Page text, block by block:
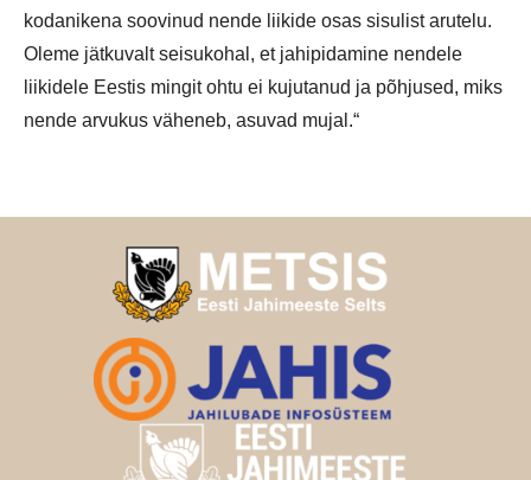
kodanikena soovinud nende liikide osas sisulist arutelu.
Oleme jätkuvalt seisukohal, et jahipidamine nendele
liikidele Eestis mingit ohtu ei kujutanud ja põhjused, miks
nende arvukus väheneb, asuvad mujal.“